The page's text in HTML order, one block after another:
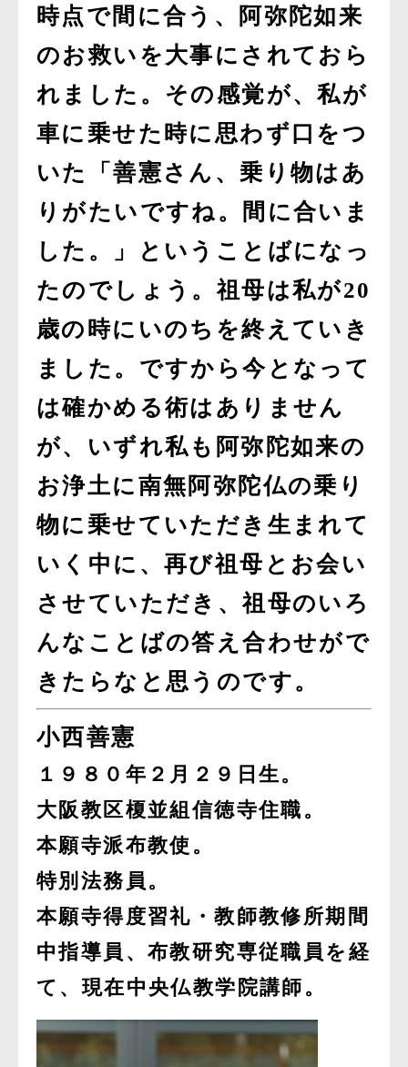
時点で間に合う、阿弥陀如来
のお救いを大事にされておら
れました。その感覚が、私が
車に乗せた時に思わず口をつ
いた「善憲さん、乗り物はあ
りがたいですね。間に合いま
した。」ということばになっ
たのでしょう。祖母は私が20
歳の時にいのちを終えていき
ました。ですから今となって
は確かめる術はありません
が、いずれ私も阿弥陀如来の
お浄土に南無阿弥陀仏の乗り
物に乗せていただき生まれて
いく中に、再び祖母とお会い
させていただき、祖母のいろ
んなことばの答え合わせがで
きたらなと思うのです。
小西善憲
１９８０年２月２９日生。
大阪教区榎並組信徳寺住職。
本願寺派布教使。
特別法務員。
本願寺得度習礼・教師教修所期間
中指導員、布教研究専従職員を経
て、現在中央仏教学院講師。